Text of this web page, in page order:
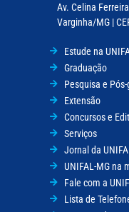
Av. Celina
Varginha/MG |
Estude na
Graduação
Pesquisa e
Extensão
Concursos e
Serviços
Jornal da
UNIFAL-MG na
Fale com a
Lista de